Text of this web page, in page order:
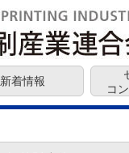
新着情報
コ